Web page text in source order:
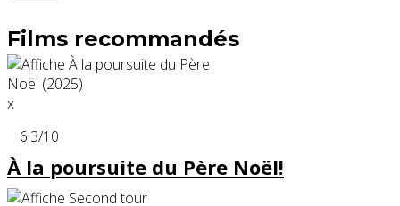
Films recommandés
x
6.3/10
À la poursuite du Père Noël!